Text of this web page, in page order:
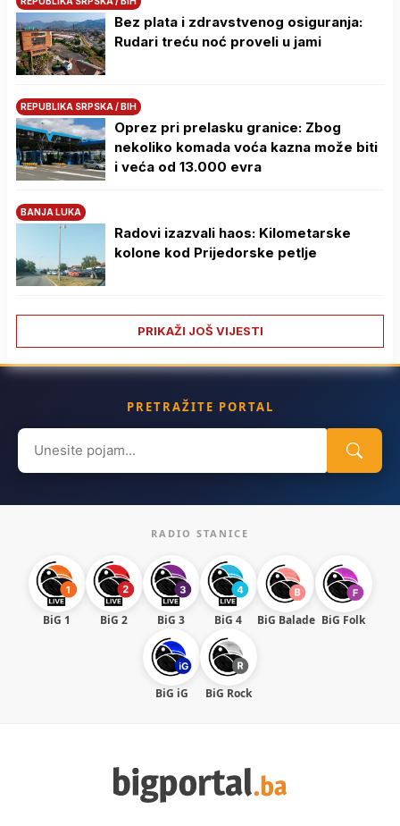
Bez plata i zdravstvenog osiguranja:
Rudari treću noć proveli u jami
REPUBLIKA SRPSKA / BIH
Oprez pri prelasku granice: Zbog
nekoliko komada voća kazna može biti
i veća od 13.000 evra
BANJA LUKA
Radovi izazvali haos: Kilometarske
kolone kod Prijedorske petlje
PRIKAŽI JOŠ VIJESTI
PRETRAŽITE PORTAL
Search
for:
RADIO STANICE
BiG 1 BiG 2 BiG 3 BiG 4 BiG Balade BiG Folk
BiG iG BiG Rock